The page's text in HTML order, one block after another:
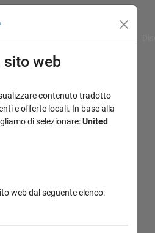
sito web
contenuto tradotto
e offerte locali. In base alla
di selezionare:United
web dal seguente elenco: